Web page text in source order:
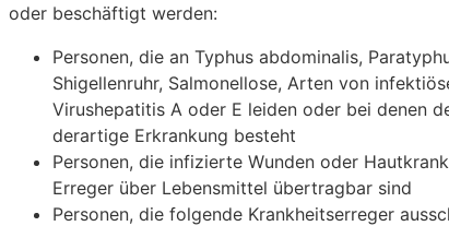
oder beschäftigt werden:
Personen, die an Typhus abdominalis,
Shigellenruhr, Salmonellose, Arten von
Virushepatitis A oder E leiden oder bei denen
derartige Erkrankung besteht
Personen, die infizierte Wunden oder
Erreger über Lebensmittel übertragbar sind
Personen, die folgende Krankheitserreger